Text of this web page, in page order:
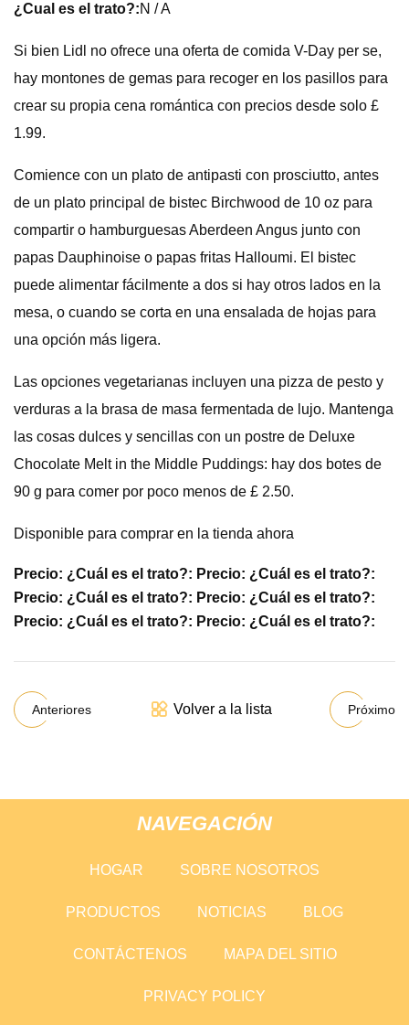
¿Cual es el trato?:N / A
Si bien Lidl no ofrece una oferta de comida V-Day per se,
hay montones de gemas para recoger en los pasillos para
crear su propia cena romántica con precios desde solo £
1.99.
Comience con un plato de antipasti con prosciutto, antes
de un plato principal de bistec Birchwood de 10 oz para
compartir o hamburguesas Aberdeen Angus junto con
papas Dauphinoise o papas fritas Halloumi. El bistec
puede alimentar fácilmente a dos si hay otros lados en la
mesa, o cuando se corta en una ensalada de hojas para
una opción más ligera.
Las opciones vegetarianas incluyen una pizza de pesto y
verduras a la brasa de masa fermentada de lujo. Mantenga
las cosas dulces y sencillas con un postre de Deluxe
Chocolate Melt in the Middle Puddings: hay dos botes de
90 g para comer por poco menos de £ 2.50.
Disponible para comprar en la tienda ahora
Precio: ¿Cuál es el trato?: Precio: ¿Cuál es el trato?:
Precio: ¿Cuál es el trato?: Precio: ¿Cuál es el trato?:
Precio: ¿Cuál es el trato?: Precio: ¿Cuál es el trato?:
Anteriores Volver a la lista Próximo
NAVEGACIÓN
HOGAR SOBRE NOSOTROS
PRODUCTOS NOTICIAS BLOG
CONTÁCTENOS MAPA DEL SITIO
PRIVACY POLICY